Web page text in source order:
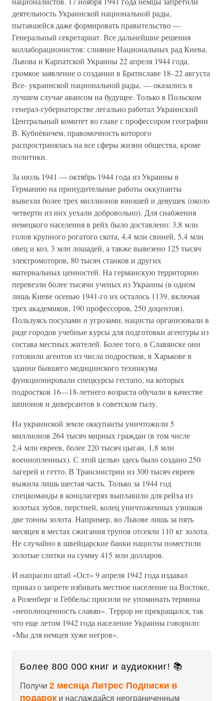
деятельность Украинской национальной рады,
пытавшейся даже формировать правительство —
Генеральный секретариат. Все дальнейшие решения
коллаборационистов: слияние Национальных рад Киева,
Львова и Карпатской Украины 22 апреля 1944 года,
громкое заявление о создании в Братиславе 18–22 августа
Все- украинской национальной рады, — оказались в
лучшем случае авансом на будущее. Только в Польском
генерал-губернаторстве легально работал Украинский
Центральный комитет во главе с профессором географии
В. Кубиёвичем, правомочность которого
распространялась на все сферы жизни общества, кроме
политики.
За июль 1941 — октябрь 1944 года из Украины в
Германию на принудительные работы оккупанты
вывезли более трех миллионов юношей и девушек (около
четверти из них уехали добровольно). Для снабжения
немецкого населения в рейх было доставлено: 3,8 млн
голов крупного рогатого скота, 4,4 млн свиней, 5,4 млн
овец и коз, 3 млн лошадей, а также вывезено 125 тысяч
электромоторов, 80 тысяч станков и других
материальных ценностей. На германскую территорию
перевезли более тысячи ученых из Украины (в одном
лишь Киеве осенью 1941-го их осталось 1139, включая
трех академиков, 190 профессоров, 250 доцентов).
Пользуясь посулами и угрозами, нацисты организовали в
ряде городов учебные курсы для подготовки агентуры из
состава местных жителей. Более того, в Славянске они
готовили агентов из числа подростков, в Харькове в
здании бывшего медицинского техникума
функционировали спецкурсы гестапо, на которых
подростков 16—18-летнего возраста обучали в качестве
шпионов и диверсантов в советском тылу.
На украинской земле оккупанты уничтожили 5
миллионов 264 тысяч мирных граждан (в том числе
2,4 млн евреев, более 220 тысяч цыган, 1,8 млн
военнопленных). С этой целью здесь было создано 250
лагерей и гетто. В Транснистрии из 300 тысяч евреев
выжила лишь шестая часть. Только за 1944 год
спецкоманды в концлагерях выплавили для рейха из
золотых зубов, перстней, колец уничтоженных узников
две тонны золота. Например, во Львове лишь за пять
месяцев в местах сжигания трупов отсеяли 110 кг золота.
Не случайно в швейцарские банки нацисты поместили
золотые слитки на сумму 415 млн долларов.
И напрасно штаб «Ост» 9 апреля 1942 года издавал
приказ о запрете избивать местное население на Востоке,
а Розенберг и Геббельс просили не упоминать термина
«неполноценность славян». Террор не прекращался, так
что еще летом 1942 года население Украины говорило:
«Мы для немцев хуже негров».
Более 800 000 книг и аудиокниг! 📚
Получи 2 месяца Литрес Подписки в
подарок и наслаждайся неограниченным